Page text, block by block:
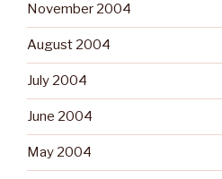
November 2004
August 2004
July 2004
June 2004
May 2004